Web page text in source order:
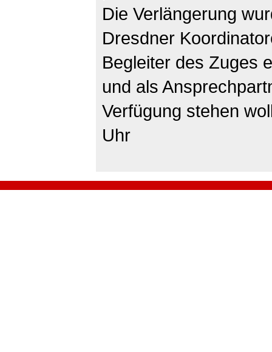
Die Verlängerung
Dresdner
Begleiter des Zuges
und als
Verfügung stehen
Uhr